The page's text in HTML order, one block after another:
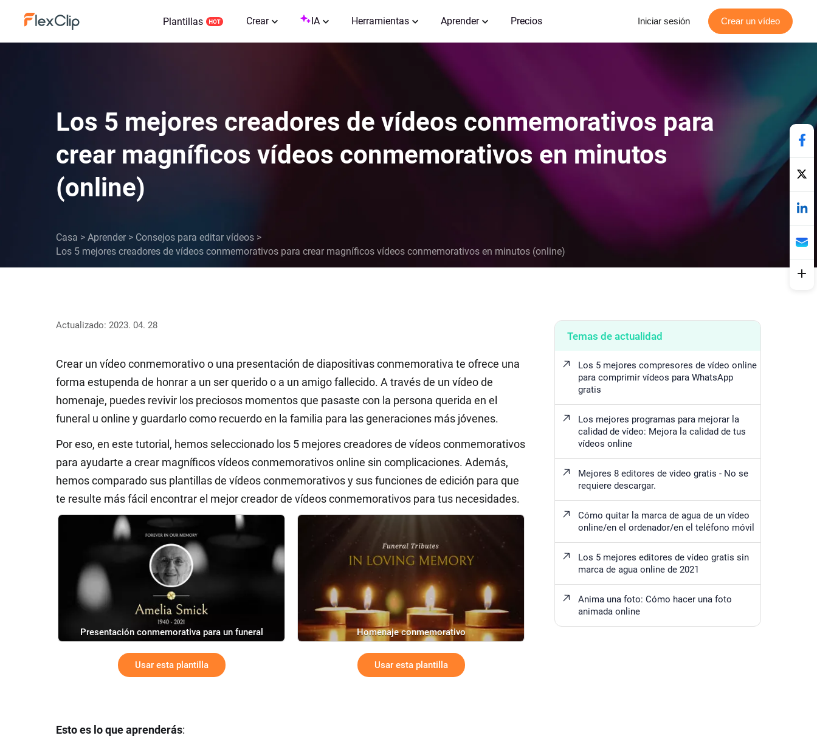
Plantillas Crear IA Herramientas Aprender Precios Iniciar sesión Crear un vídeo
Los 5 mejores creadores de vídeos conmemorativos para
crear magníficos vídeos conmemorativos en minutos
(online)
Casa > Aprender> Consejos para editar vídeos >
Los 5 mejores creadores de vídeos conmemorativos para crear magníficos vídeos conmemorativos en minutos (online)
Actualizado: 2023. 04. 28
Crear un vídeo conmemorativo o una presentación de diapositivas conmemorativa te ofrece una
forma estupenda de honrar a un ser querido o a un amigo fallecido. A través de un vídeo de
homenaje, puedes revivir los preciosos momentos que pasaste con la persona querida en el
funeral u online y guardarlo como recuerdo en la familia para las generaciones más jóvenes.
Por eso, en este tutorial, hemos seleccionado los 5 mejores creadores de vídeos conmemorativos
para ayudarte a crear magníficos vídeos conmemorativos online sin complicaciones. Además,
hemos comparado sus plantillas de vídeos conmemorativos y sus funciones de edición para que
te resulte más fácil encontrar el mejor creador de vídeos conmemorativos para tus necesidades.
Presentación conmemorativa para un funeral
Usar esta plantilla
Homenaje conmemorativo
Usar esta plantilla
Esto es lo que aprenderás:
Temas de actualidad
Los 5 mejores compresores de vídeo online
para comprimir vídeos para WhatsApp
gratis
Los mejores programas para mejorar la
calidad de vídeo: Mejora la calidad de tus
vídeos online
Mejores 8 editores de video gratis - No se
requiere descargar.
Cómo quitar la marca de agua de un vídeo
online/en el ordenador/en el teléfono móvil
Los 5 mejores editores de vídeo gratis sin
marca de agua online de 2021
Anima una foto: Cómo hacer una foto
animada online